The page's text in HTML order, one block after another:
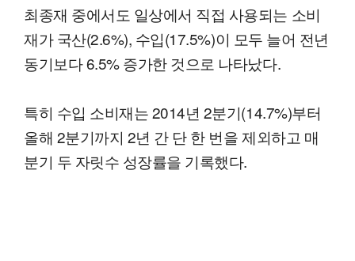
최종재 중에서도 일상에서 직접 사용되는 소비
재가 국산(2.6%), 수입(17.5%)이 모두 늘어 전년
동기보다 6.5% 증가한 것으로 나타났다.
특히 수입 소비재는 2014년 2분기(14.7%)부터
올해 2분기까지 2년 간 단 한 번을 제외하고 매
분기 두 자릿수 성장률을 기록했다.